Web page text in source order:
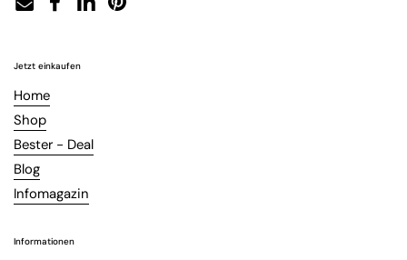
EmailFacebook
LinkedInPinterest
Jetzt einkaufen
Home
Shop
Bester - Deal
Blog
Infomagazin
Informationen